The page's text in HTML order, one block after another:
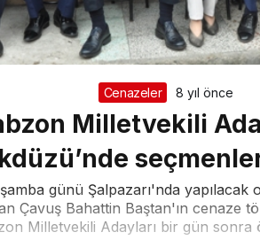
Cenazeler 8 yıl önce
Milletvekili
günü Şalpazarı'nda
Çavuş Bahattin Baştan'ın cenaze
Milletvekili Adayları bir gün sonra